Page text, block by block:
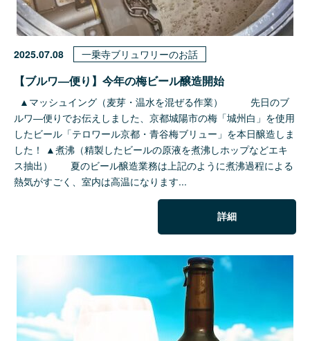
2025.07.08 一乗寺ブリュワリーのお話
【ブルワ―便り】今年の梅ビール醸造開始
▲マッシュイング（麦芽・温水を混ぜる作業） 先日のブ
ルワ―便りでお伝えしました、京都城陽市の梅「城州白」を使用
したビール「テロワール京都・青谷梅ブリュー」を本日醸造しま
した！ ▲煮沸（精製したビールの原液を煮沸しホップなどエキ
ス抽出） 夏のビール醸造業務は上記のように煮沸過程による
熱気がすごく、室内は高温になります...
詳細